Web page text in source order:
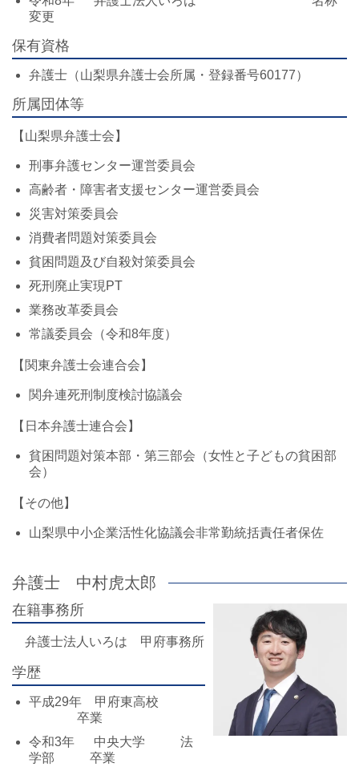
変更
保有資格
弁護士（山梨県弁護士会所属・登録番号60177）
所属団体等
【山梨県弁護士会】
刑事弁護センター運営委員会
高齢者・障害者支援センター運営委員会
災害対策委員会
消費者問題対策委員会
貧困問題及び自殺対策委員会
死刑廃止実現PT
業務改革委員会
常議委員会（令和8年度）
【関東弁護士会連合会】
関弁連死刑制度検討協議会
【日本弁護士連合会】
貧困問題対策本部・第三部会（女性と子どもの貧困部
会）
【その他】
山梨県中小企業活性化協議会非常勤統括責任者保佐
弁護士 中村虎太郎
在籍事務所
弁護士法人いろは 甲府事務所
学歴
平成29年 甲府東高校
卒業
令和3年 中央大学 法
学部 卒業